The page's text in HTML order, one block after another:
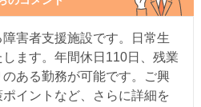
害者支援施設です。日常生
ます。年間休日110日、残業
ある勤務が可能です。ご興
イントなど、さらに詳細を